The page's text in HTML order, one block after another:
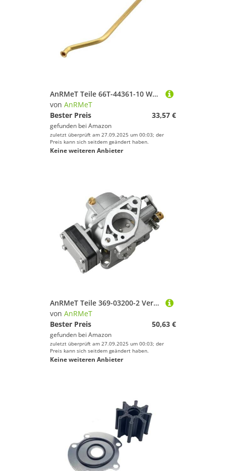
AnRMeT Teile 66T-44361-10 Wasser Rohr for YA 40HP Außenbordmotor 66T-44361-10-00 66T443611000 Zubehör Ersetzt
von AnRMeT
Bester Preis
33,57 €
gefunden bei Amazon
zuletzt überprüft am 27.09.2025 um 00:03; der
Preis kann sich seitdem geändert haben.
Keine weiteren Anbieter
AnRMeT Teile 369-03200-2 Vergaser for to-h NI-s 5HP M5B M5BS Bootsmotor 2-Takt 369-03200 ersetzt Teile
von AnRMeT
Bester Preis
50,63 €
gefunden bei Amazon
zuletzt überprüft am 27.09.2025 um 00:03; der
Preis kann sich seitdem geändert haben.
Keine weiteren Anbieter